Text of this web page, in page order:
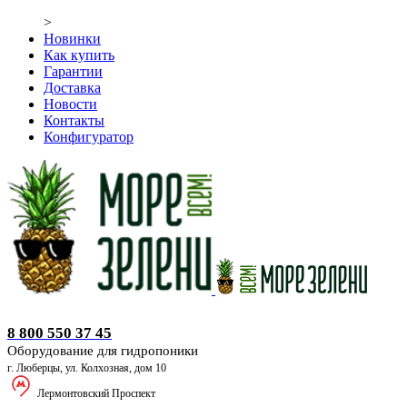
>
Новинки
Как купить
Гарантии
Доставка
Новости
Контакты
Конфигуратор
8 800 550 37 45
Оборудование для гидропоники
г. Люберцы, ул. Колхозная, дом 10
Лермонтовский Проспект